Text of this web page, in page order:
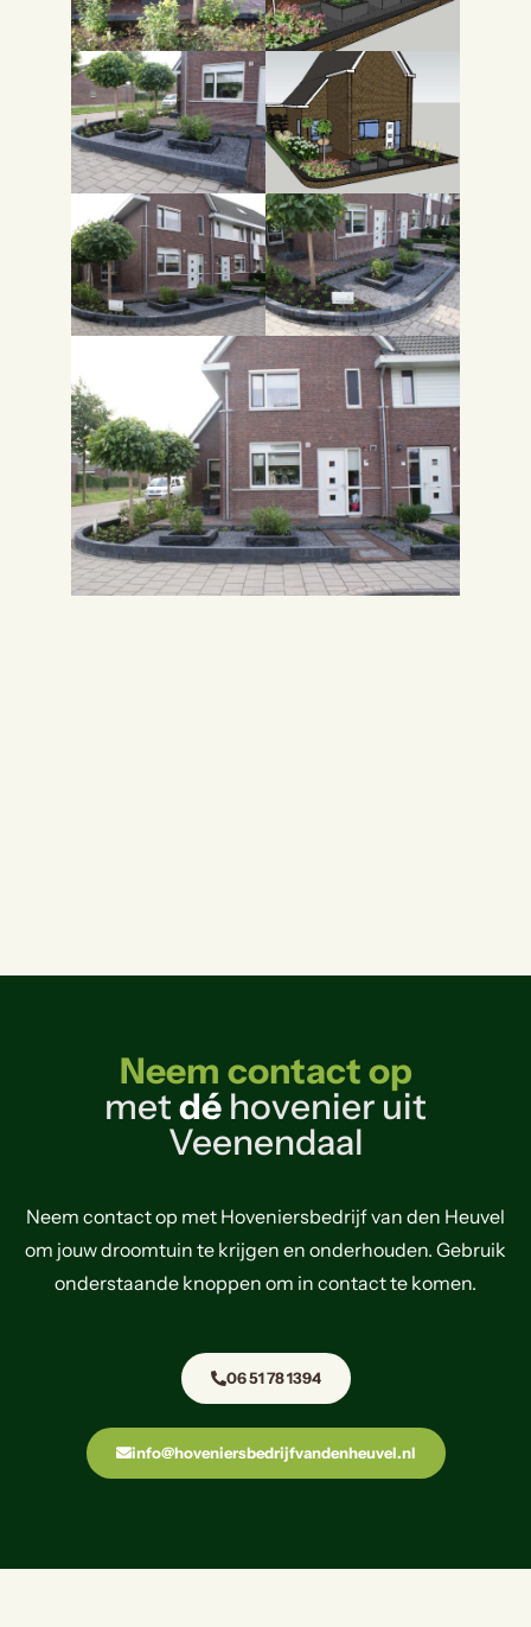
Neem contact op
metdé hovenier uit
Veenendaal
Neem contact op met Hoveniersbedrijf van den Heuvel
om jouw droomtuin te krijgen en onderhouden. Gebruik
onderstaande knoppen om in contact te komen.
06 51 78 1394
info@hoveniersbedrijfvandenheuvel.nl